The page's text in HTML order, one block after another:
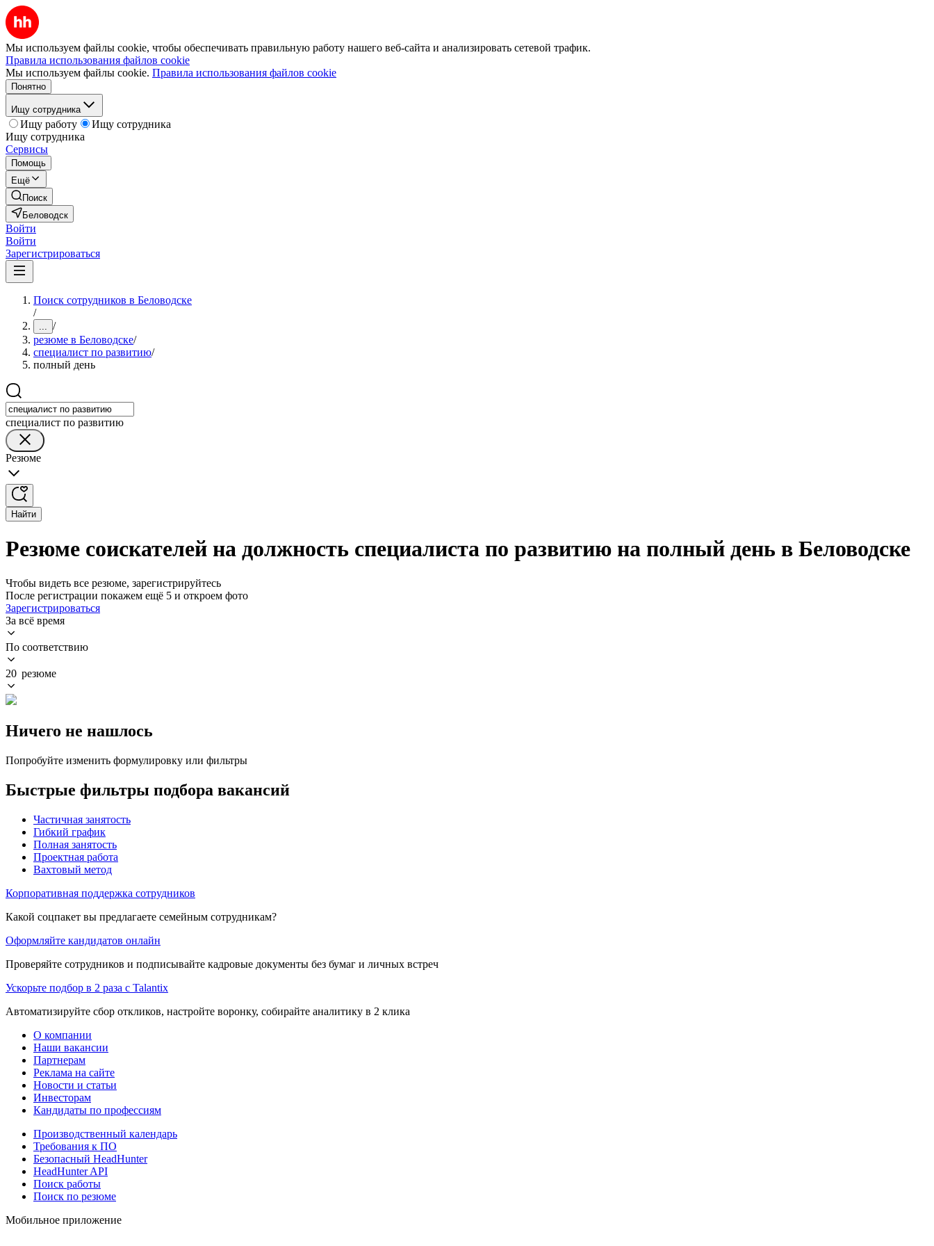
Мы используем файлы cookie, чтобы обеспечивать правильную работу нашего веб-сайта и анализировать сетевой трафик.
Правила использования файлов cookie
Мы используем файлы cookie. Правила использования файлов cookie
Понятно
Ищу сотрудника
Ищу работу
Ищу сотрудника
Ищу сотрудника
Сервисы
Помощь
Ещё
Поиск
Беловодск
Войти
Войти
Зарегистрироваться
Поиск сотрудников в Беловодске
/
... /
резюме в Беловодске/
специалист по развитию/
полный день
специалист по развитию
Резюме
Найти
Резюме соискателей на должность специалиста по развитию на полный день в Беловодске
Чтобы видеть все резюме, зарегистрируйтесь
После регистрации покажем ещё 5 и откроем фото
Зарегистрироваться
За всё время
По соответствию
20 резюме
Ничего не нашлось
Попробуйте изменить формулировку или фильтры
Быстрые фильтры подбора вакансий
Частичная занятость
Гибкий график
Полная занятость
Проектная работа
Вахтовый метод
Корпоративная поддержка сотрудников
Какой соцпакет вы предлагаете семейным сотрудникам?
Оформляйте кандидатов онлайн
Проверяйте сотрудников и подписывайте кадровые документы без бумаг и личных встреч
Ускорьте подбор в 2 раза с Talantix
Автоматизируйте сбор откликов, настройте воронку, собирайте аналитику в 2 клика
О компании
Наши вакансии
Партнерам
Реклама на сайте
Новости и статьи
Инвесторам
Кандидаты по профессиям
Производственный календарь
Требования к ПО
Безопасный HeadHunter
HeadHunter API
Поиск работы
Поиск по резюме
Мобильное приложение